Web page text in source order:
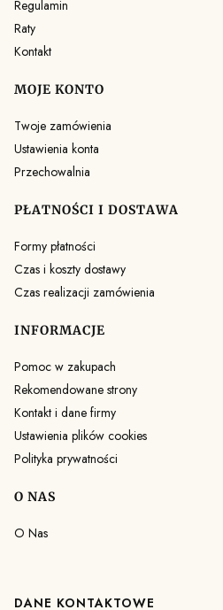
Regulamin
Raty
Kontakt
MOJE KONTO
Twoje zamówienia
Ustawienia konta
Przechowalnia
PŁATNOŚCI I DOSTAWA
Formy płatności
Czas i koszty dostawy
Czas realizacji zamówienia
INFORMACJE
Pomoc w zakupach
Rekomendowane strony
Kontakt i dane firmy
Ustawienia plików cookies
Polityka prywatności
O NAS
O Nas
DANE KONTAKTOWE